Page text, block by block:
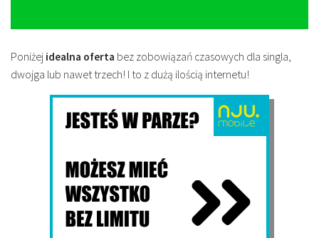
Poniżej idealna oferta bez zobowiązań czasowych dla singla,
dwojga lub nawet trzech! I to z dużą ilością internetu!